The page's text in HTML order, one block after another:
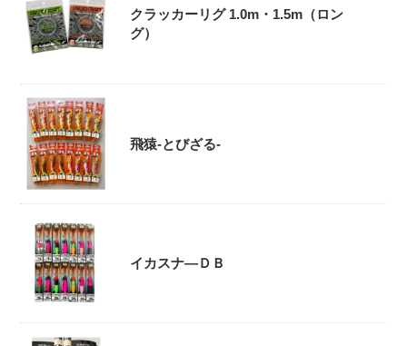
クラッカーリグ 1.0m・1.5m（ロン
グ）
飛猿-とびざる-
イカスナ―ＤＢ